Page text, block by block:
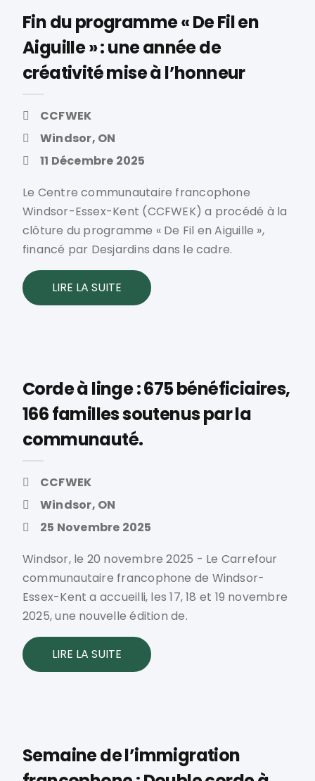
Fin du programme « De Fil en
Aiguille » : une année de
créativité mise à l’honneur
CCFWEK
Windsor, ON
11 Décembre 2025
Le Centre communautaire francophone
Windsor-Essex-Kent (CCFWEK) a procédé à la
clôture du programme « De Fil en Aiguille »,
financé par Desjardins dans le cadre.
LIRE LA SUITE
Corde à linge : 675 bénéficiaires,
166 familles soutenus par la
communauté.
CCFWEK
Windsor, ON
25 Novembre 2025
Windsor, le 20 novembre 2025 - Le Carrefour
communautaire francophone de Windsor-
Essex-Kent a accueilli, les 17, 18 et 19 novembre
2025, une nouvelle édition de.
LIRE LA SUITE
Semaine de l’immigration